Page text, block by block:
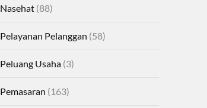
Nasehat(88)
Pelayanan Pelanggan (58)
Peluang Usaha(3)
Pemasaran (163)